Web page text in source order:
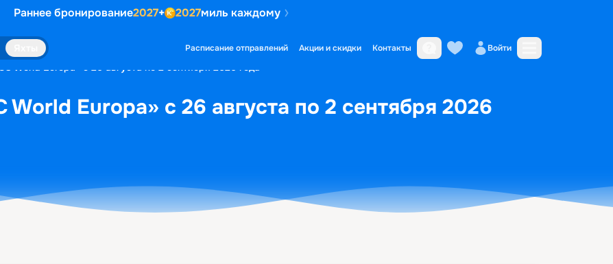
Раннее бронирование2027+ 2027миль каждому
Расписание отправлений Акции и скидки Контакты Войти
World Europa» с 26 августа по 2 сентября 2026 года
World Europa» с 26 августа по 2 сентября 2026